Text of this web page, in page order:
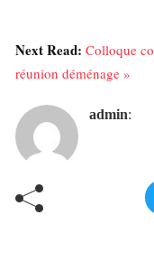
Next Read: Colloque
réunion déménage »
admin: